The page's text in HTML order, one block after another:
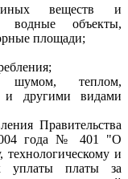
иных веществ и
водные объекты,
площади;
шумом, теплом,
и другими видами
Правительства
года № 401 "О
технологическому и
уплаты платы за